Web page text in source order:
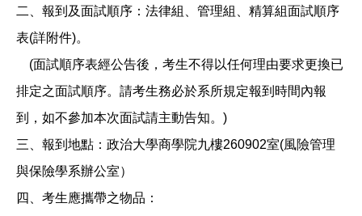
二、報到及面試順序：法律組、管理組、精算組面試順序
表(詳附件)。
(面試順序表經公告後，考生不得以任何理由要求更換已
排定之面試順序。請考生務必於系所規定報到時間內報
到，如不參加本次面試請主動告知。 )
三、報到地點：政治大學商學院九樓260902室(風險管理
與保險學系辦公室）
四、考生應攜帶之物品：